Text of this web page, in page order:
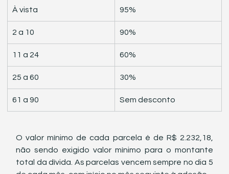
À vista 95%
2 a 10 90%
11 a 24 60%
25 a 60 30%
61 a 90 Sem desconto
O valor mínimo de cada parcela é de R$ 2.232,18,
não sendo exigido valor mínimo para o montante
total da dívida. As parcelas vencem sempre no dia 5